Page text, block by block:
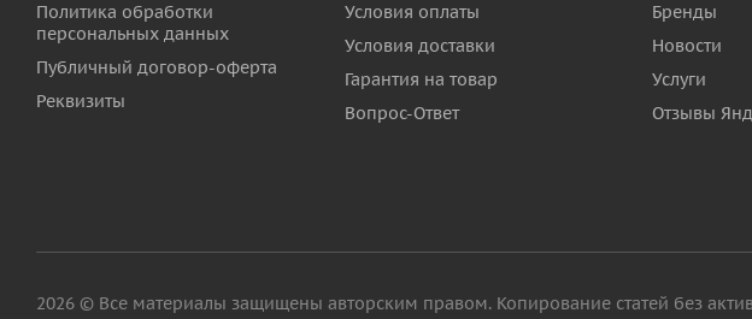
Политика обработки
персональных данных
Публичный договор-оферта
Реквизиты
Условия оплаты
Условия доставки
Гарантия на товар
Вопрос-Ответ
Бренды
Новости
Услуги
Отзывы
2026 © Все материалы защищены авторским правом. Копирование статей без